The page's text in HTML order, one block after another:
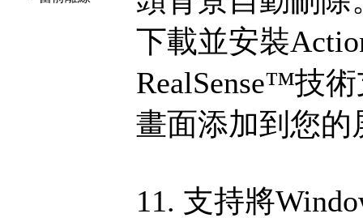
下載並安裝
RealSense™技
畫面添加到您
11. 支持將